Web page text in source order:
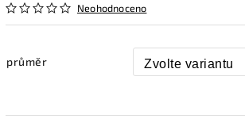
Neohodnoceno
průměr